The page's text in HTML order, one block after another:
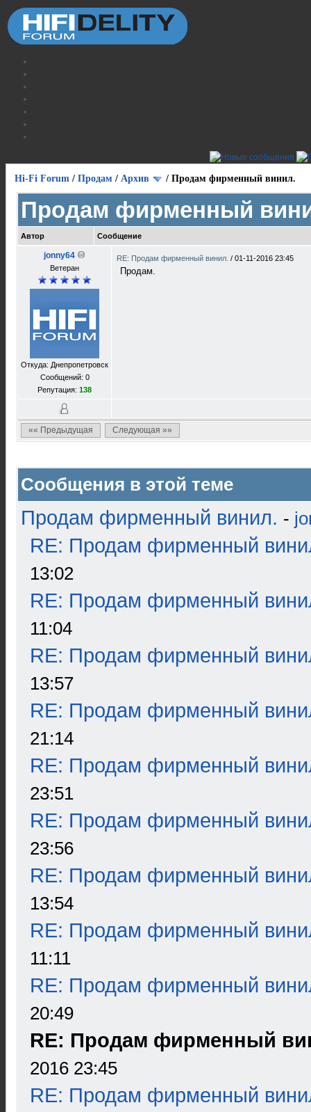
Hi-Fi Forum / Продам / Архив / Продам фирменный винил.
Продам фирменный
Автор Сообщение
jonny64
Ветеран
Откуда: Днепропетровск
Сообщений: 0
Репутация: 138
RE: Продам фирменный винил. / 01-11-2016 23:45
Продам.
«« Предыдущая Следующая »»
Сообщения в этой теме
Продам фирменный винил. -
RE: Продам фирменный
13:02
RE: Продам фирменный
11:04
RE: Продам фирменный
13:57
RE: Продам фирменный
21:14
RE: Продам фирменный
23:51
RE: Продам фирменный
23:56
RE: Продам фирменный
13:54
RE: Продам фирменный
11:11
RE: Продам фирменный
20:49
RE: Продам фирменный
2016 23:45
RE: Продам фирменный